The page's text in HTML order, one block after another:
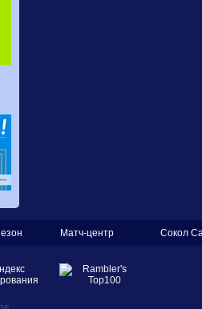
Матч-центр Сокол